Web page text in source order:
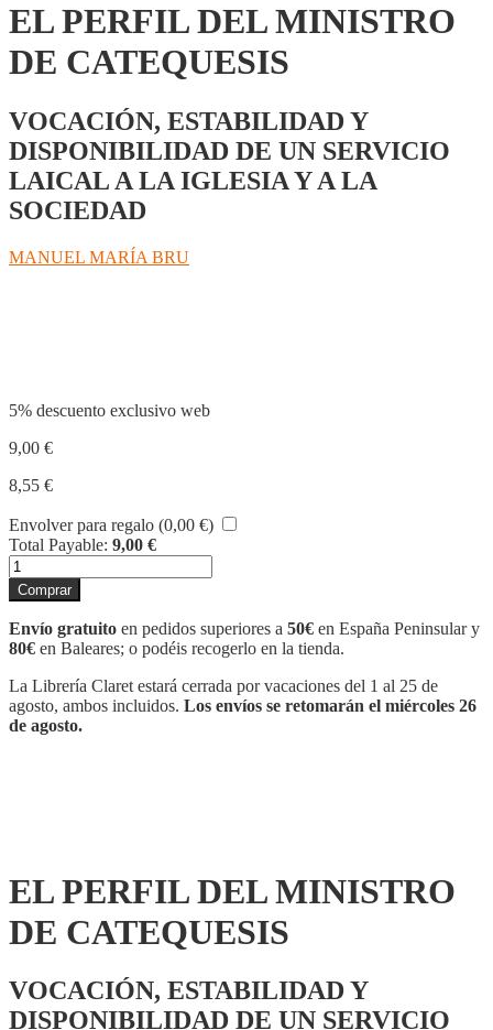
EL PERFIL DEL MINISTRO
DE CATEQUESIS
VOCACIÓN, ESTABILIDAD Y
DISPONIBILIDAD DE UN SERVICIO
LAICAL A LA IGLESIA Y A LA
SOCIEDAD
MANUEL MARÍA BRU
5% descuento exclusivo web
9,00 €
8,55 €
Envolver para regalo (0,00 €)
Total Payable: 9,00 €
EL
PERFIL
DEL
MINISTRO
DE
cantidad
Comprar
Envío gratuito en pedidos superiores a 50€ en España Peninsular y
80€ en Baleares; o podéis recogerlo en la tienda.
La Librería Claret estará cerrada por vacaciones del 1 al 25 de
agosto, ambos incluidos. Los envíos se retomarán el miércoles 26
de agosto.
EL PERFIL DEL MINISTRO
DE CATEQUESIS
VOCACIÓN, ESTABILIDAD Y
DISPONIBILIDAD DE UN SERVICIO